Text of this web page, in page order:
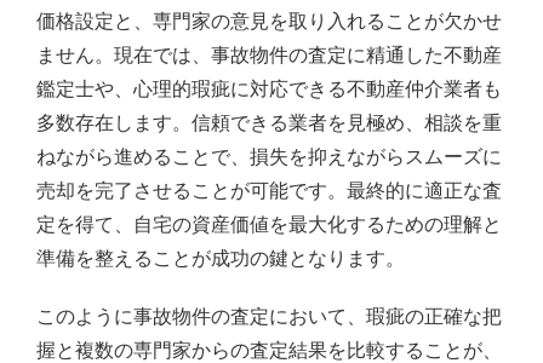
価格設定と、専門家の意見を取り入れることが欠かせ
ません。現在では、事故物件の査定に精通した不動産
鑑定士や、心理的瑕疵に対応できる不動産仲介業者も
多数存在します。信頼できる業者を見極め、相談を重
ねながら進めることで、損失を抑えながらスムーズに
売却を完了させることが可能です。最終的に適正な査
定を得て、自宅の資産価値を最大化するための理解と
準備を整えることが成功の鍵となります。
このように事故物件の査定において、瑕疵の正確な把
握と複数の専門家からの査定結果を比較することが、